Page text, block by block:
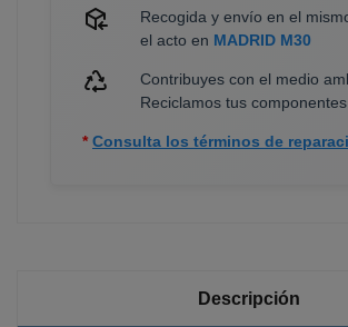
Recogida y envío en el
el acto en MADRID M30
Contribuyes con el medio
Reciclamos tus componentes
* Consulta los términos de
Descripción